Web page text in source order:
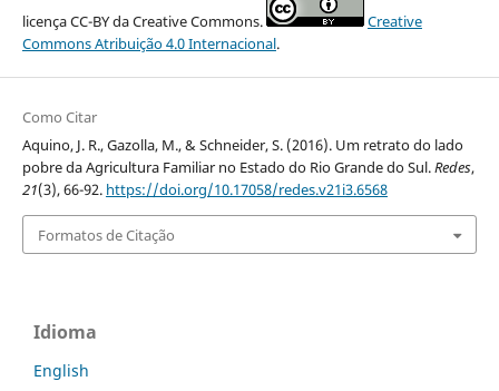
licença CC-BY da Creative Commons.
Creative
Commons Atribuição 4.0 Internacional.
Como Citar
Aquino, J. R., Gazolla, M., & Schneider, S. (2016). Um retrato do lado
pobre da Agricultura Familiar no Estado do Rio Grande do Sul.Redes,
21(3), 66-92. https://doi.org/10.17058/redes.v21i3.6568
Formatos de Citação
Idioma
English